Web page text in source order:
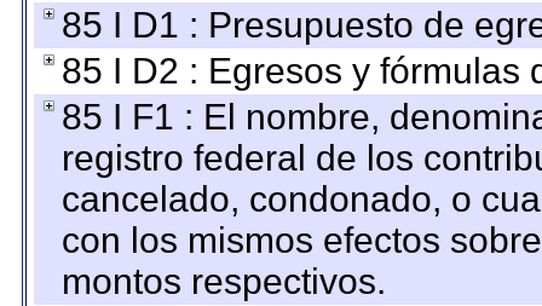
85 I D1 : Presupuesto de
85 I D2 : Egresos y fórmulas
85 I F1 : El nombre,
registro federal de los
cancelado, condonado, o
con los mismos efectos
montos respectivos.